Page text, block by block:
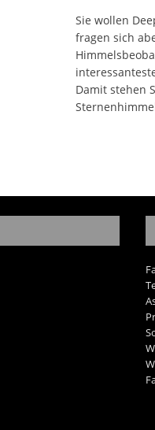
Sie wollen
fragen sich
Damit stehen